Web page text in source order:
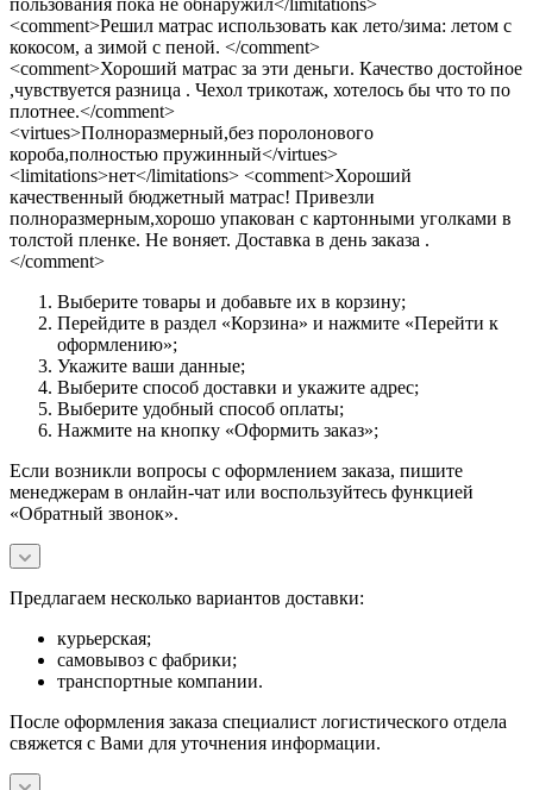
<comment>Решил матрас использовать как лето/зима: летом с
кокосом, а зимой с пеной. </comment>
<comment>Хороший матрас за эти деньги. Качество достойное
,чувствуется разница . Чехол трикотаж, хотелось бы что то по
плотнее.</comment>
<virtues>Полноразмерный,без поролонового
короба,полностью пружинный</virtues>
<limitations>нет</limitations> <comment>Хороший
качественный бюджетный матрас! Привезли
полноразмерным,хорошо упакован с картонными уголками в
толстой пленке. Не воняет. Доставка в день заказа .
</comment>
Выберите товары и добавьте их в корзину;
Перейдите в раздел «Корзина» и нажмите «Перейти к
оформлению»;
Укажите ваши данные;
Выберите способ доставки и укажите адрес;
Выберите удобный способ оплаты;
Нажмите на кнопку «Оформить заказ»;
Если возникли вопросы с оформлением заказа, пишите
менеджерам в онлайн-чат или воспользуйтесь функцией
«Обратный звонок».
Предлагаем несколько вариантов доставки:
курьерская;
самовывоз с фабрики;
транспортные компании.
После оформления заказа специалист логистического отдела
свяжется с Вами для уточнения информации.